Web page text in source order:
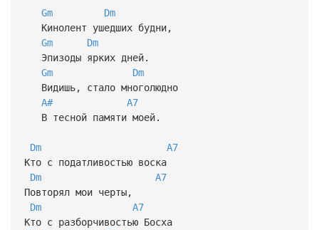
Gm
Dm
Кинолент ушедших будни,
Gm
Dm
Эпизоды ярких дней.
Gm
Dm
Видишь, стало многолюдно
A#
A7
В тесной памяти моей.
Dm
A7
Кто с податливостью воска
Dm
A7
Повторял мои черты,
Dm
A7
Кто с разборчивостью Босха